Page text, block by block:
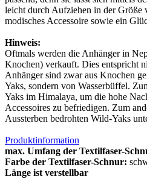
leicht durch Aufziehen in der Größe
modisches Accessoire sowie ein
Hinweis:
Oftmals werden die Anhänger in
Knochen) verkauft. Dies entspricht
Anhänger sind zwar aus Knochen
Yaks, sondern von Wasserbüffel.
Yaks im Himalaya, um die hohe
Accessoires zu befriedigen. Zum
Aussterben bedrohten Wild-Yaks
Produktinformation
max. Umfang der Textilfaser-
Farbe der Textilfaser-Schnur:
Länge ist verstellbar